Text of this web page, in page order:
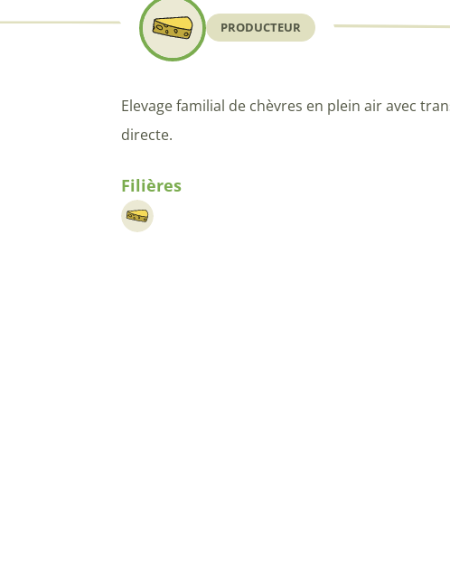
PRODUCTEUR
Elevage familial de chèvres en plein air avec
directe.
Filières